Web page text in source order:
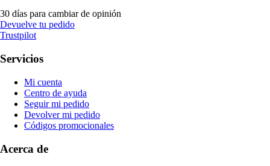
30 días para cambiar de opinión
Devuelve tu pedido
Trustpilot
Servicios
Mi cuenta
Centro de ayuda
Seguir mi pedido
Devolver mi pedido
Códigos promocionales
Acerca de